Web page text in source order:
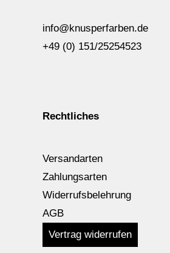
info@knusperfarben.de
+49 (0) 151/25254523
Rechtliches
Versandarten
Zahlungsarten
Widerrufsbelehrung
AGB
Vertrag widerrufen